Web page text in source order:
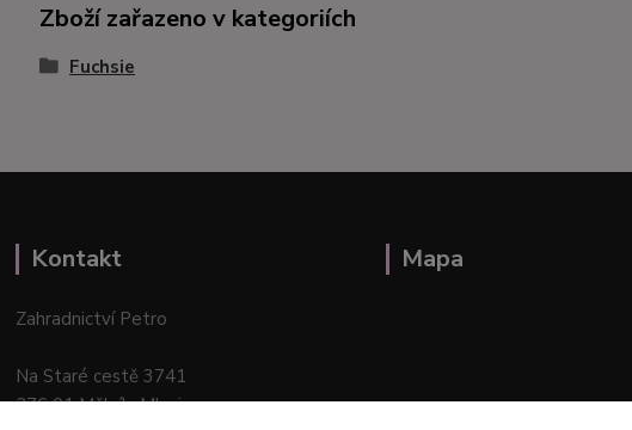
Zboží zařazeno v kategoriích
Fuchsie
Kontakt
Zahradnictví Petro
Na Staré cestě 3741
276 01 Mělník–Mlazice
Mapa